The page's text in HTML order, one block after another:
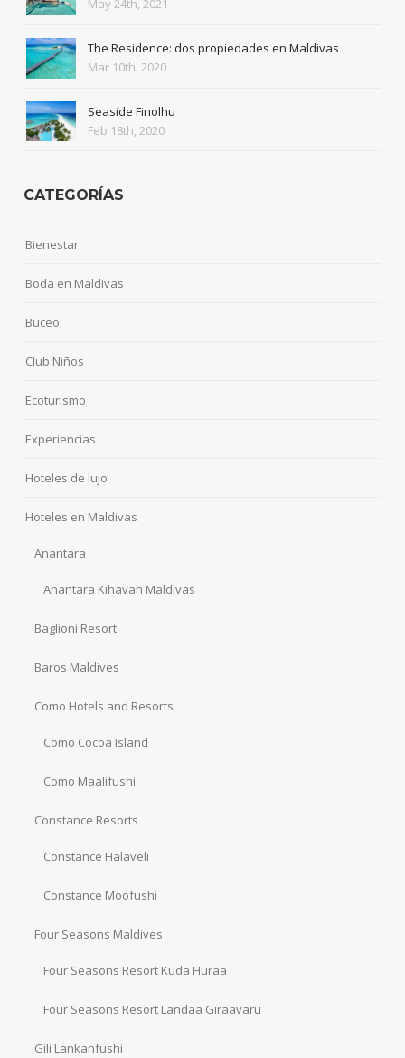
May 24th, 2021
The Residence: dos propiedades en Maldivas
Mar 10th, 2020
Seaside Finolhu
Feb 18th, 2020
CATEGORÍAS
Bienestar
Boda en Maldivas
Buceo
Club Niños
Ecoturismo
Experiencias
Hoteles de lujo
Hoteles en Maldivas
Anantara
Anantara Kihavah Maldivas
Baglioni Resort
Baros Maldives
Como Hotels and Resorts
Como Cocoa Island
Como Maalifushi
Constance Resorts
Constance Halaveli
Constance Moofushi
Four Seasons Maldives
Four Seasons Resort Kuda Huraa
Four Seasons Resort Landaa Giraavaru
Gili Lankanfushi